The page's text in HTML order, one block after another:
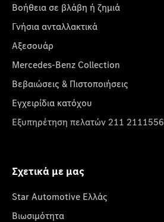
Βοήθεια σε βλάβη ή ζημιά
Γνήσια ανταλλακτικά
Αξεσουάρ
Mercedes-Benz Collection
Βεβαιώσεις & Πιστοποιήσεις
Εγχειρίδια κατόχου
Εξυπηρέτηση πελατών 211 2111556
Σχετικά με μας
Star Automotive Ελλάς
Βιωσιμότητα